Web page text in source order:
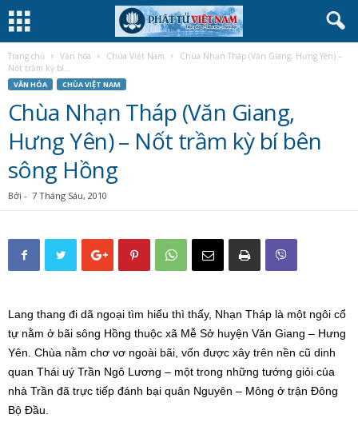
Trang chủ Văn hóa Chùa Việt Nam
Chùa Nhạn Tháp (Văn Giang, Hưng Yên) –
Nốt trầm kỳ bí...
VĂN HÓA CHÙA VIỆT NAM
Chùa Nhạn Tháp (Văn Giang,
Hưng Yên) – Nốt trầm kỳ bí bên
sông Hồng
Bởi - 7 Tháng Sáu, 2010
Lang thang đi dã ngoại tìm hiểu thì thấy, Nhạn Tháp là một ngôi cổ
tự nằm ở bãi sông Hồng thuộc xã Mễ Sở huyện Văn Giang – Hưng
Yên. Chùa nằm chơ vơ ngoài bãi, vốn được xây trên nền cũ dinh
quan Thái uý Trần Ngô Lương – một trong những tướng giỏi của
nhà Trần đã trực tiếp đánh bại quân Nguyên – Mông ở trận Đông
Bộ Đầu.